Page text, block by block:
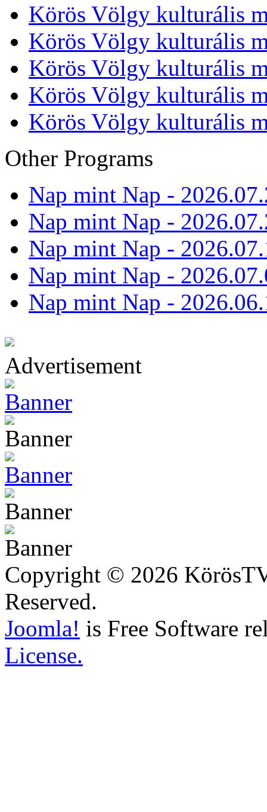
Körös Völgy kulturális
Körös Völgy kulturális
Körös Völgy kulturális
Körös Völgy kulturális
Körös Völgy kulturális
Other Programs
Nap mint Nap -
Nap mint Nap -
Nap mint Nap -
Nap mint Nap -
Nap mint Nap -
Advertisement
Copyright © 2026
Reserved.
Joomla! is Free Software
License.